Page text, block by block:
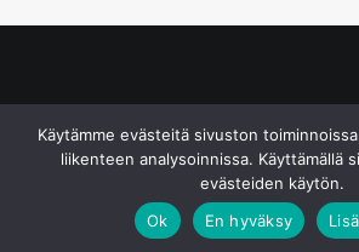
Käytämme evästeitä sivuston
liikenteen analysoinnissa. Käyttämällä
evästeiden käytön.
Ok
En hyväksy